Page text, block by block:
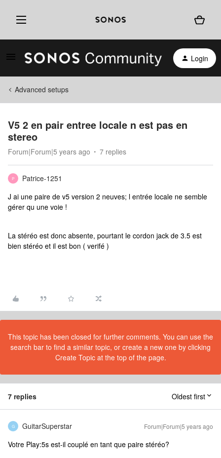
Login
Advanced setups
V5 2 en pair entree locale n est pas en
stereo
Forum|Forum|5 years ago 7 replies
P
Patrice-1251
J ai une paire de v5 version 2 neuves; l entrée locale ne semble
gérer qu une voie !
La stéréo est donc absente, pourtant le cordon jack de 3.5 est
bien stéréo et il est bon ( verifé )
This topic has been closed for further comments. You can use the
search bar to find a similar topic, or create a new one by clicking
Create Topic at the top of the page.
7 replies Oldest first
G GuitarSuperstar Forum|Forum|5 years ago
Votre Play:5s est-il couplé en tant que paire stéréo?